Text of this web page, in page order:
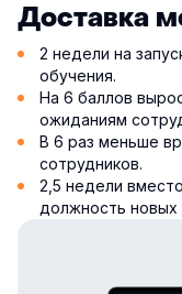
Доставка
2 недели на
обучения.
На 6 баллов
ожиданиям
В 6 раз меньше
сотрудников.
2,5 недели
должность новых